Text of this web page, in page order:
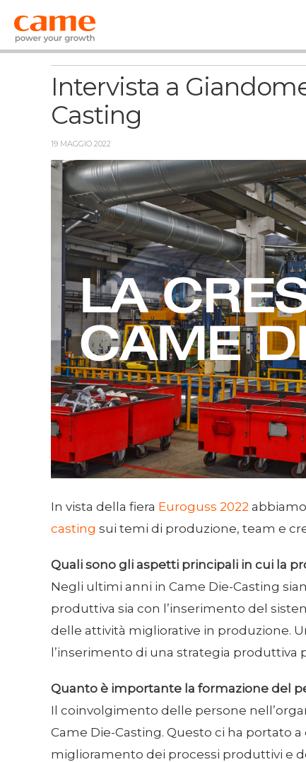
News
Intervista a
Casting
19 MAGGIO 2022
In vista della fiera Euroguss 2022
casting sui temi di produzione, team e
Quali sono gli aspetti principali in cui la
Negli ultimi anni in Came Die-Casting
produttiva sia con l’inserimento del
delle attività migliorative in produzione.
l’inserimento di una strategia
Quanto è importante la formazione del
Il coinvolgimento delle persone
Came Die-Casting. Questo ci ha portato
miglioramento dei processi produttivi e